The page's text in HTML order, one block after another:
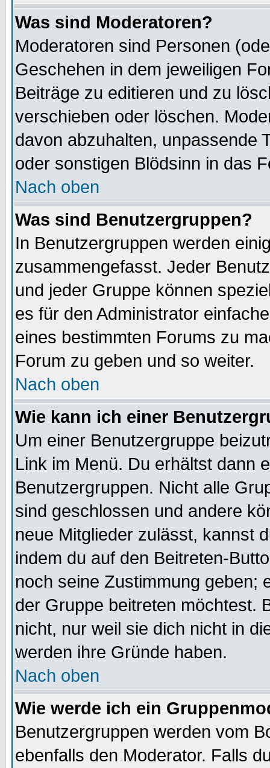
Was sind Moderatoren?
Moderatoren sind Personen
Geschehen in dem jeweiligen
Beiträge zu editieren und zu
verschieben oder löschen.
davon abzuhalten, unpassende
oder sonstigen Blödsinn in das
Nach oben
Was sind Benutzergruppen?
In Benutzergruppen werden
zusammengefasst. Jeder
und jeder Gruppe können
es für den Administrator
eines bestimmten Forums zu
Forum zu geben und so weiter.
Nach oben
Wie kann ich einer
Um einer Benutzergruppe
Link im Menü. Du erhältst dann
Benutzergruppen. Nicht alle
sind geschlossen und andere
neue Mitglieder zulässt, kannst
indem du auf den Beitreten-
noch seine Zustimmung geben;
der Gruppe beitreten möchtest.
nicht, nur weil sie dich nicht in
werden ihre Gründe haben.
Nach oben
Wie werde ich ein
Benutzergruppen werden vom
ebenfalls den Moderator. Falls